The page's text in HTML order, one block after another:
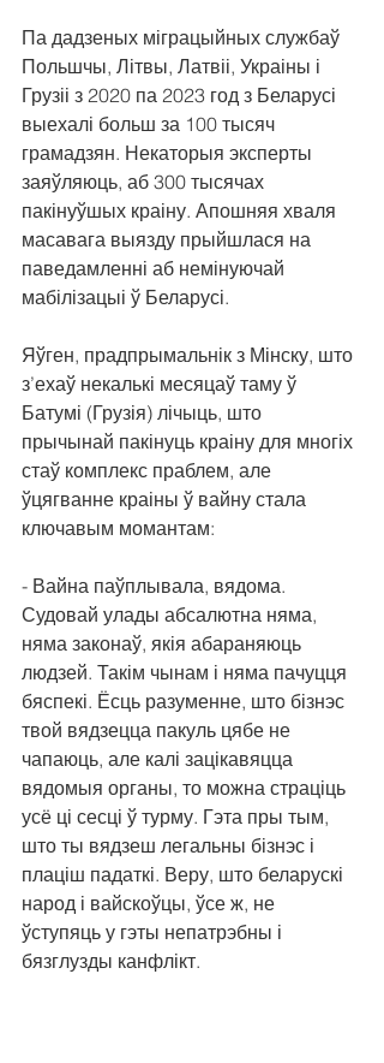
Па дадзеных міграцыйных службаў
Польшчы, Літвы, Латвіі, Украіны і
Грузіі з 2020 па 2023 год з Беларусі
выехалі больш за 100 тысяч
грамадзян. Некаторыя эксперты
заяўляюць, аб 300 тысячах
пакінуўшых краіну. Апошняя хваля
масавага выязду прыйшлася на
паведамленні аб немінуючай
мабілізацыі ў Беларусі.
Яўген, прадпрымальнік з Мінску, што
з’ехаў некалькі месяцаў таму ў
Батумі (Грузія) лічыць, што
прычынай пакінуць краіну для многіх
стаў комплекс праблем, але
ўцягванне краіны ў вайну стала
ключавым момантам:
- Вайна паўплывала, вядома.
Судовай улады абсалютна няма,
няма законаў, якія абараняюць
людзей. Такім чынам і няма пачуцця
бяспекі. Ёсць разуменне, што бізнэс
твой вядзецца пакуль цябе не
чапаюць, але калі зацікавяцца
вядомыя органы, то можна страціць
усё ці сесці ў турму. Гэта пры тым,
што ты вядзеш легальны бізнэс і
плаціш падаткі. Веру, што беларускі
народ і вайскоўцы, ўсе ж, не
ўступяць у гэты непатрэбны і
бязглузды канфлікт.